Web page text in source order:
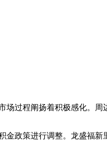
程阐扬着积极感化。周
政策进行调整。龙盛福新